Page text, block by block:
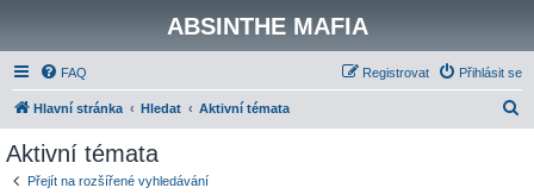
ABSINTHE MAFIA
FAQ Přihlásit se
Registrovat
Hlavní stránka Hledat Aktivní témata
Aktivní témata
Přejít na rozšířené vyhledávání